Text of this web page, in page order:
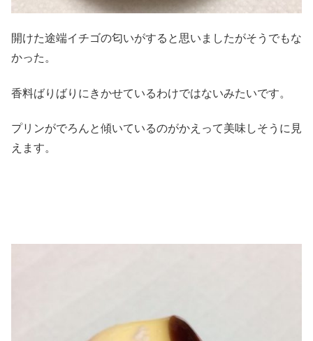
開けた途端イチゴの匂いがすると思いましたがそうでもな
かった。
香料ばりばりにきかせているわけではないみたいです。
プリンがでろんと傾いているのがかえって美味しそうに見
えます。